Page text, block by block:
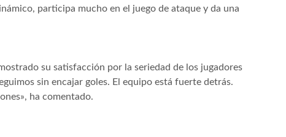
participa mucho en el juego de ataque y da una
su satisfacción por la seriedad de los jugadores
sin encajar goles. El equipo está fuerte detrás.
ha comentado.